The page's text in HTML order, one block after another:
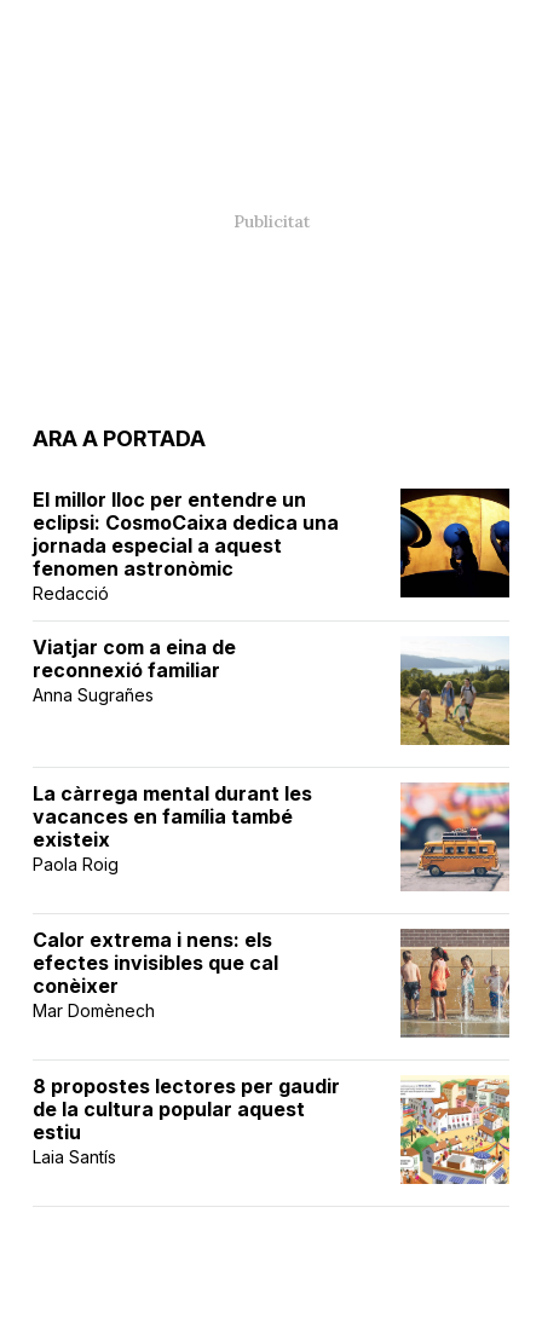
ARA A PORTADA
El millor lloc per entendre un
eclipsi: CosmoCaixa dedica una
jornada especial a aquest
fenomen astronòmic
Redacció
Viatjar com a eina de
reconnexió familiar
Anna Sugrañes
La càrrega mental durant les
vacances en família també
existeix
Paola Roig
Calor extrema i nens: els
efectes invisibles que cal
conèixer
Mar Domènech
8 propostes lectores per gaudir
de la cultura popular aquest
estiu
Laia Santís